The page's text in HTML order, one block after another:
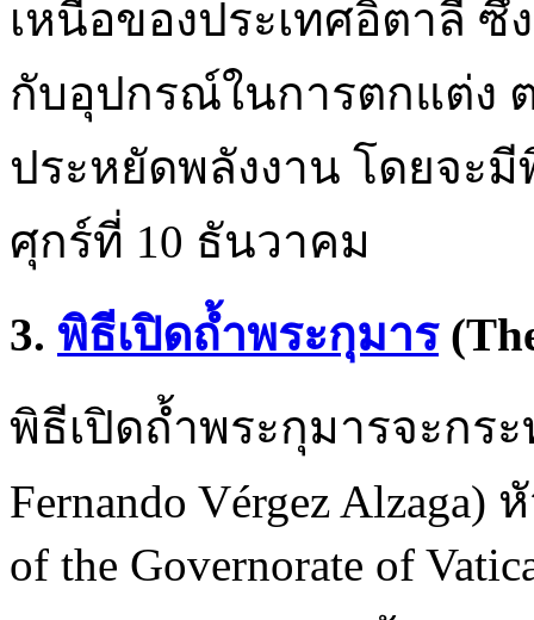
เหนือของประเทศอิตาลี
กับอุปกรณ์ในการตกแต่ง
ประหยัดพลังงาน โดยจะ
ศุกร์ที่ 10 ธันวาคม
3. พิธีเปิดถ้ำพระกุมาร
พิธีเปิดถ้ำพระกุมารจะกร
Fernando Vérgez
of the Governorate of